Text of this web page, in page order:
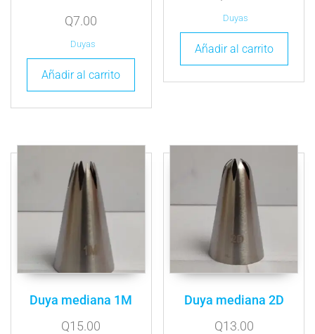
Q7.00
Duyas
Añadir al carrito
Duyas
Añadir al carrito
Duya mediana 1M
Q15.00
Duya mediana 2D
Q13.00